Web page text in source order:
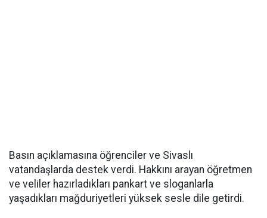
Basın açıklamasına öğrenciler ve Sivaslı
vatandaşlarda destek verdi. Hakkını arayan öğretmen
ve veliler hazırladıkları pankart ve sloganlarla
yaşadıkları mağduriyetleri yüksek sesle dile getirdi.